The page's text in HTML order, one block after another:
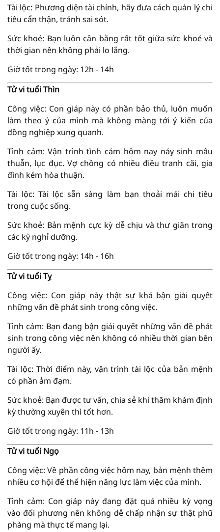
Tài lộc: Phương diện tài chính, hãy đưa cách quản lý chi
tiêu cẩn thận, tránh sai sót.
Sức khoẻ: Bạn luôn cân bằng rất tốt giữa sức khoẻ và
thời gian nên không phải lo lắng.
Giờ tốt trong ngày: 12h - 14h
Tử vi tuổi Thìn
Công việc: Con giáp này có phần bảo thủ, luôn muốn
làm theo ý của mình mà không màng tới ý kiến của
đồng nghiệp xung quanh.
Tình cảm: Vận trình tình cảm hôm nay nảy sinh mâu
thuẫn, lục đục. Vợ chồng có nhiều điều tranh cãi, gia
đình kém hòa thuận.
Tài lộc: Tài lộc sẵn sàng làm bạn thoải mái chi tiêu
trong cuộc sống.
Sức khoẻ: Bản mệnh cực kỳ dễ chịu và thư giãn trong
các kỳ nghỉ dưỡng.
Giờ tốt trong ngày: 14h - 16h
Tử vi tuổi Tỵ
Công việc: Con giáp này thật sự khá bận giải quyết
những vấn đề phát sinh trong công việc.
Tình cảm: Bạn đang bận giải quyết những vấn đề phát
sinh trong công việc nên không có nhiều thời gian bên
người ấy.
Tài lộc: Thời điểm này, vận trình tài lộc của bản mệnh
có phần ảm đạm.
Sức khoẻ: Bạn được tư vấn, chia sẻ khi thăm khám định
kỳ thường xuyên thì tốt hơn.
Giờ tốt trong ngày: 11h - 13h
Tử vi tuổi Ngọ
Công việc: Về phần công việc hôm nay, bản mệnh thêm
nhiều cơ hội để thể hiện năng lực làm việc của mình.
Tình cảm: Con giáp này đang đặt quá nhiều kỳ vọng
vào đối phương nên không dễ chấp nhận sự thật phũ
phàng mà thực tế mang lại.